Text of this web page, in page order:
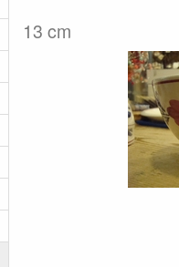
13 cm